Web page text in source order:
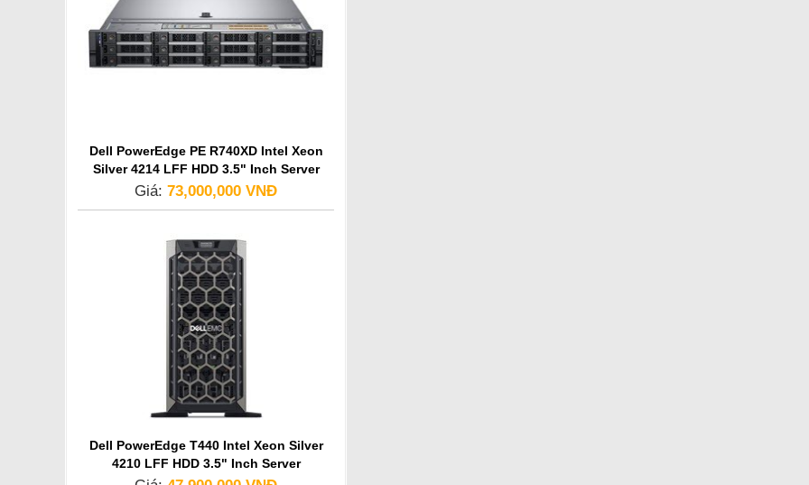
Dell PowerEdge PE R740XD Intel Xeon
Silver 4214 LFF HDD 3.5" Inch Server
Giá: 73,000,000 VNĐ
Dell PowerEdge T440 Intel Xeon Silver
4210 LFF HDD 3.5" Inch Server